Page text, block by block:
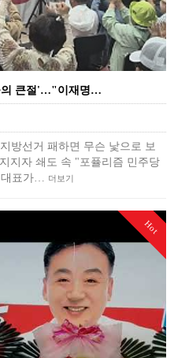
의 큰절'…"이재명…
방선거 패하면 무슨 낯으로 보
지자 쇄도 속 "포퓰리즘 민주당
대표가… 더보기
Hot